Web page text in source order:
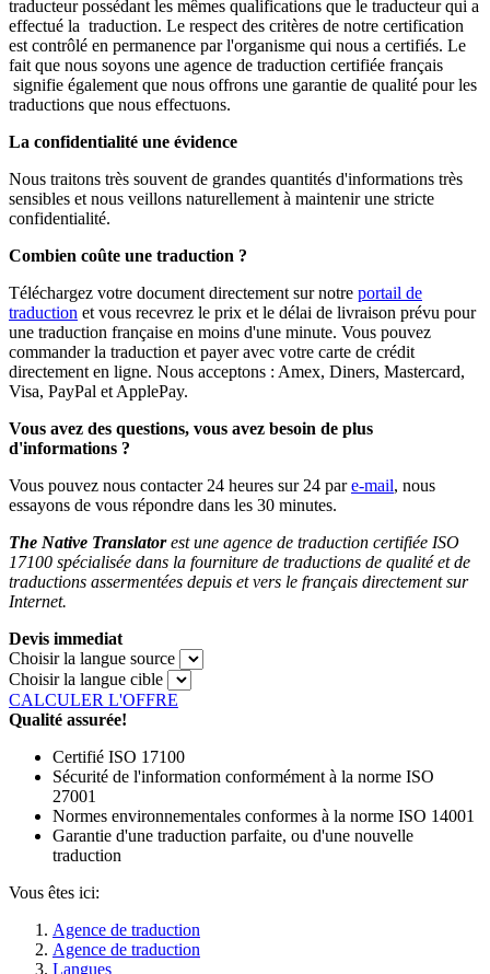
traducteur possédant les mêmes qualifications que le traducteur qui a
effectué la traduction. Le respect des critères de notre certification
est contrôlé en permanence par l'organisme qui nous a certifiés. Le
fait que nous soyons une agence de traduction certifiée français
signifie également que nous offrons une garantie de qualité pour les
traductions que nous effectuons.
La confidentialité une évidence
Nous traitons très souvent de grandes quantités d'informations très
sensibles et nous veillons naturellement à maintenir une stricte
confidentialité.
Combien coûte une traduction ?
Téléchargez votre document directement sur notre portail de
traduction et vous recevrez le prix et le délai de livraison prévu pour
une traduction française en moins d'une minute. Vous pouvez
commander la traduction et payer avec votre carte de crédit
directement en ligne. Nous acceptons : Amex, Diners, Mastercard,
Visa, PayPal et ApplePay.
Vous avez des questions, vous avez besoin de plus
d'informations ?
Vous pouvez nous contacter 24 heures sur 24 pare-mail, nous
essayons de vous répondre dans les 30 minutes.
The Native Translatorest une agence de traduction certifiée ISO
17100 spécialisée dans la fourniture de traductions de qualité et de
traductions assermentées depuis et vers le français directement sur
Internet.
Devis immediat
Choisir la langue source
Choisir la langue cible
CALCULER L'OFFRE
Qualité assurée!
Certifié ISO 17100
Sécurité de l'information conformément à la norme ISO
27001
Normes environnementales conformes à la norme ISO 14001
Garantie d'une traduction parfaite, ou d'une nouvelle
traduction
Vous êtes ici:
Agence de traduction
Agence de traduction
Langues